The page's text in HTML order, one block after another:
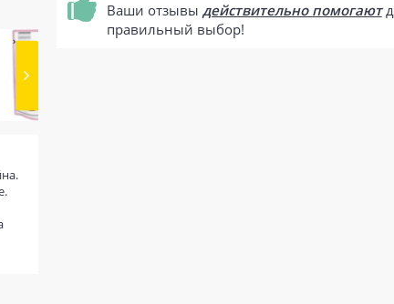
Ваши отзывы действительно помогают
правильный выбор!